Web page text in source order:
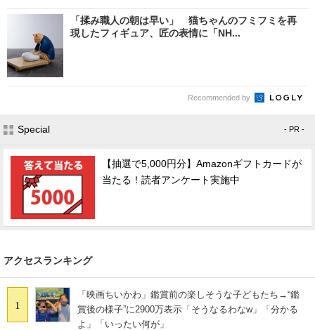
「揉み職人の朝は早い」 猫ちゃんのフミフミを再
現したフィギュア、匠の表情に「NH...
Recommended by
Special - PR -
【抽選で5,000円分】Amazonギフトカードが
当たる！読者アンケート実施中
アクセスランキング
1
「映画ちいかわ」鑑賞前の楽しそうな子どもたち→“鑑
賞後の様子”に2900万表示「そうなるわなw」「分かる
よ」「いったい何が」